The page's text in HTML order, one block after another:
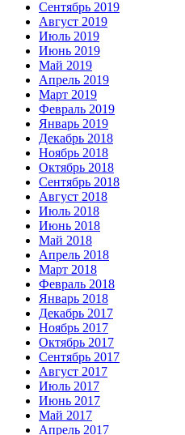
Сентябрь 2019
Август 2019
Июль 2019
Июнь 2019
Май 2019
Апрель 2019
Март 2019
Февраль 2019
Январь 2019
Декабрь 2018
Ноябрь 2018
Октябрь 2018
Сентябрь 2018
Август 2018
Июль 2018
Июнь 2018
Май 2018
Апрель 2018
Март 2018
Февраль 2018
Январь 2018
Декабрь 2017
Ноябрь 2017
Октябрь 2017
Сентябрь 2017
Август 2017
Июль 2017
Июнь 2017
Май 2017
Апрель 2017